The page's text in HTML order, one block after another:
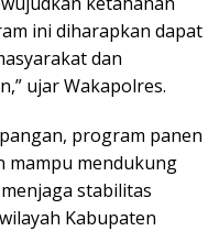
ini diharapkan dapat
dan
ujar Wakapolres.
program panen
mampu mendukung
stabilitas
Kabupaten